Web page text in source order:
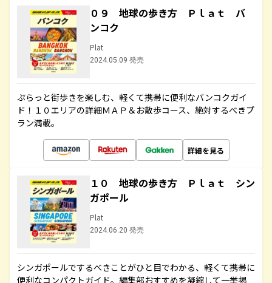
０９ 地球の歩き方 Ｐｌａｔ バ
ンコク
Plat
2024.05.09 発売
ぷらっと街歩きを楽しむ、軽くて携帯に便利なバンコクガイ
ド！１０エリアの詳細ＭＡＰ＆お散歩コース、絶対するべきプ
ラン満載。
詳細を見る
１０ 地球の歩き方 Ｐｌａｔ シン
ガポール
Plat
2024.06.20 発売
シンガポールでするべきことがひと目でわかる、軽くて携帯に
便利なコンパクトガイド。編集部おすすめを凝縮して一挙掲